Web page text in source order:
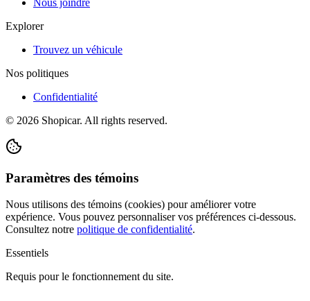
Nous joindre
Explorer
Trouvez un véhicule
Nos politiques
Confidentialité
© 2026 Shopicar. All rights reserved.
Paramètres des témoins
Nous utilisons des témoins (cookies) pour améliorer votre
expérience. Vous pouvez personnaliser vos préférences ci-dessous.
Consultez notre politique de confidentialité.
Essentiels
Requis pour le fonctionnement du site.